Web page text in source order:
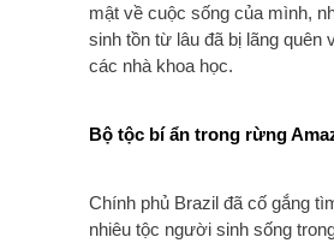
mật về cuộc sống của mình,
sinh tồn từ lâu đã bị lãng quên
các nhà khoa học.
Bộ tộc bí ẩn trong rừng
Chính phủ Brazil đã cố gắng
nhiêu tộc người sinh sống